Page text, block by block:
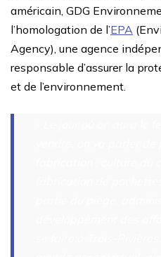
américain, GDG
l’homologation de l’EPA
Agency), une agence
responsable d’assurer la
et de l’environnement.